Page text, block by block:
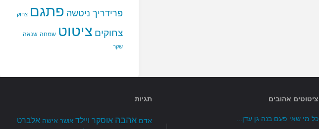
פרידריך ניטשה פתגם צחוק
צחוקים ציטוט שמחה שנאה
שקר
ציטוטים אהובים
כל מי שאי פעם בנה גן עדן...
תגיות
אדם אהבה אוסקר ויילד אושר אישה אלברט